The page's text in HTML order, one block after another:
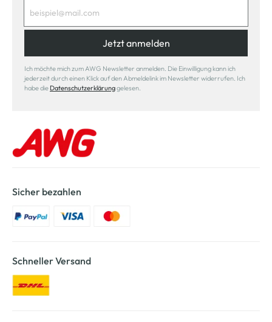
Jetzt anmelden
Ich möchte mich zum AWG Newsletter anmelden. Die Einwilligung kann ich
jederzeit durch einen Klick auf den Abmeldelink im Newsletter widerrufen. Ich
habe die Datenschutzerklärunggelesen.
Sicher bezahlen
Schneller Versand